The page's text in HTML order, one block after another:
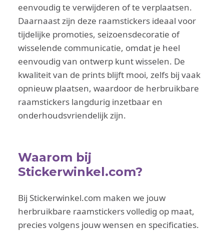
eenvoudig te verwijderen of te verplaatsen.
Daarnaast zijn deze raamstickers ideaal voor
tijdelijke promoties, seizoensdecoratie of
wisselende communicatie, omdat je heel
eenvoudig van ontwerp kunt wisselen. De
kwaliteit van de prints blijft mooi, zelfs bij vaak
opnieuw plaatsen, waardoor de herbruikbare
raamstickers langdurig inzetbaar en
onderhoudsvriendelijk zijn.
Waarom bij
Stickerwinkel.com?
Bij Stickerwinkel.com maken we jouw
herbruikbare raamstickers volledig op maat,
precies volgens jouw wensen en specificaties.